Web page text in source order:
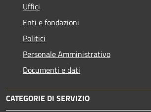
Uffici
Enti e fondazioni
Politici
Personale Amministrativo
Documenti e dati
CATEGORIE DI SERVIZIO